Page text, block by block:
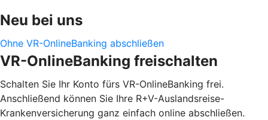
Neu bei uns
Ohne VR-OnlineBanking abschließen
VR-OnlineBanking freischalten
Schalten Sie Ihr Konto fürs VR-OnlineBanking frei.
Anschließend können Sie Ihre R+V-Auslandsreise-
Krankenversicherung ganz einfach online abschließen.